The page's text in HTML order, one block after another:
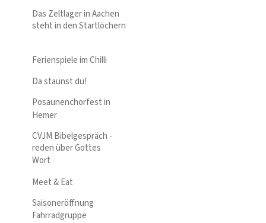
Das Zeltlager in Aachen
steht in den Startlöchern
Ferienspiele im Chilli
Da staunst du!
Posaunenchorfest in
Hemer
CVJM Bibelgespräch -
reden über Gottes
Wort
Meet & Eat
Saisoneröffnung
Fahrradgruppe